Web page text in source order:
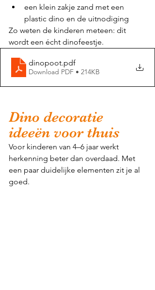
een klein zakje zand met een
plastic dino en de uitnodiging
Zo weten de kinderen meteen: dit
wordt een écht dinofeestje.
dinopoot.pdf
Download PDF • 214KB
Dino decoratie
ideeën voor thuis
Voor kinderen van 4–6 jaar werkt
herkenning beter dan overdaad. Met
een paar duidelijke elementen zit je al
goed.